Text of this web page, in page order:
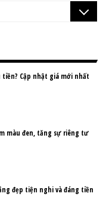
Cập nhật giá mới nhất
màu đen, tăng sự riêng tư
đẹp tiện nghi và đáng tiền